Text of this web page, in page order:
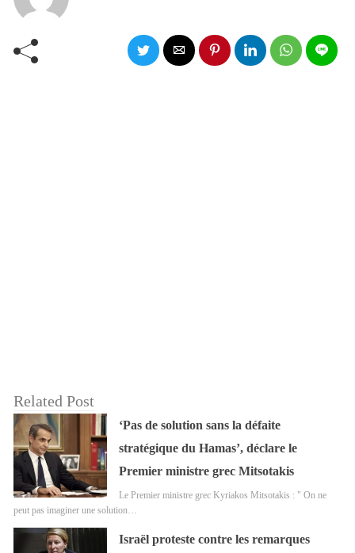
Related Post
‘Pas de solution sans la défaite
stratégique du Hamas’, déclare le
Premier ministre grec Mitsotakis
Le Premier ministre grec Kyriakos Mitsotakis : " On ne
peut pas imaginer une solution…
Israël proteste contre les remarques